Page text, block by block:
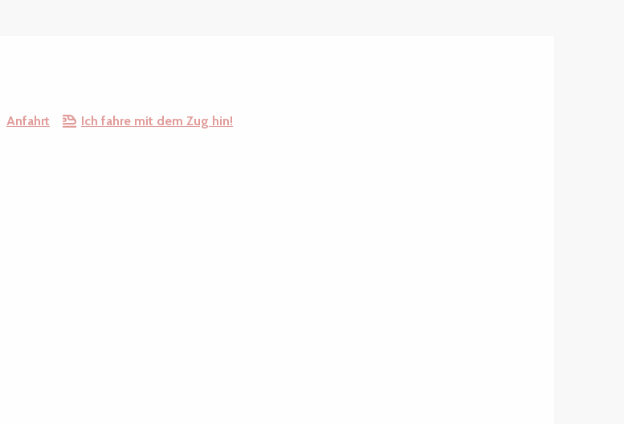
Anfahrt Ich fahre mit dem Zug hin!